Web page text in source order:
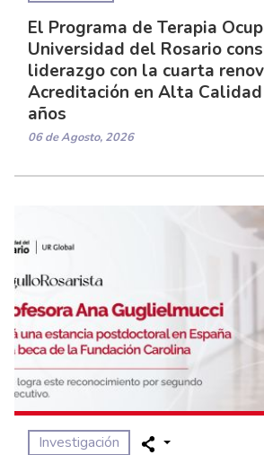
El Programa de Terapia
Universidad del Rosario
liderazgo con la cuarta
Acreditación en Alta
años
06 de Agosto, 2026
Investigación